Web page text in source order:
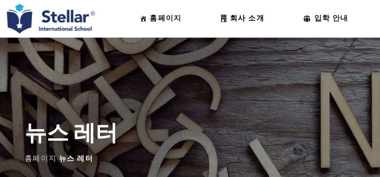
홈페이지 회사 소개 입학 안내
홈페이지
회사 소개
입학 안내
배우기
학교 생활
접촉
한국어
뉴스 레터
홈페이지 뉴스 레터